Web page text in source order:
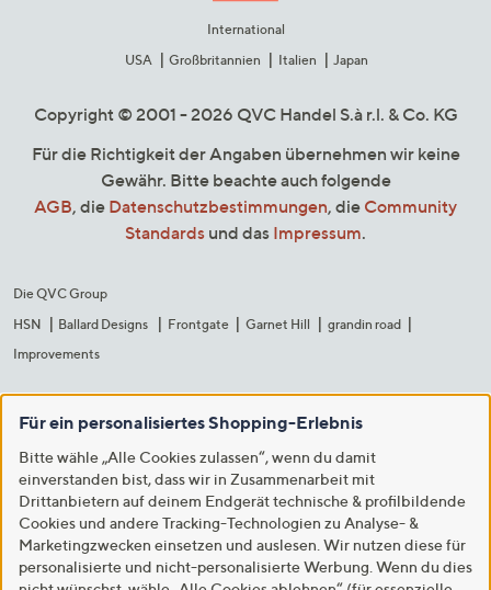
International
USA
Großbritannien Italien Japan
Copyright © 2001 - 2026 QVC Handel S.à r.l. & Co. KG
Für die Richtigkeit der Angaben übernehmen wir keine
Gewähr. Bitte beachte auch folgende
AGB, die Datenschutzbestimmungen, die Community
Standards und das Impressum.
Die QVC Group
HSN
Ballard Designs Frontgate Garnet Hill
grandin road
Improvements
Für ein personalisiertes Shopping-Erlebnis
Bitte wähle „Alle Cookies zulassen“, wenn du damit
einverstanden bist, dass wir in Zusammenarbeit mit
Drittanbietern auf deinem Endgerät technische & profilbildende
Cookies und andere Tracking-Technologien zu Analyse- &
Marketingzwecken einsetzen und auslesen. Wir nutzen diese für
personalisierte und nicht-personalisierte Werbung. Wenn du dies